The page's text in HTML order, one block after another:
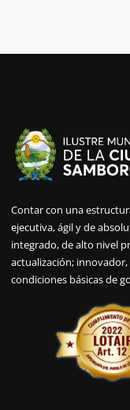
Contar con una
ejecutiva, ágil y de
integrado, de alto nivel
actualización;
condiciones básicas de